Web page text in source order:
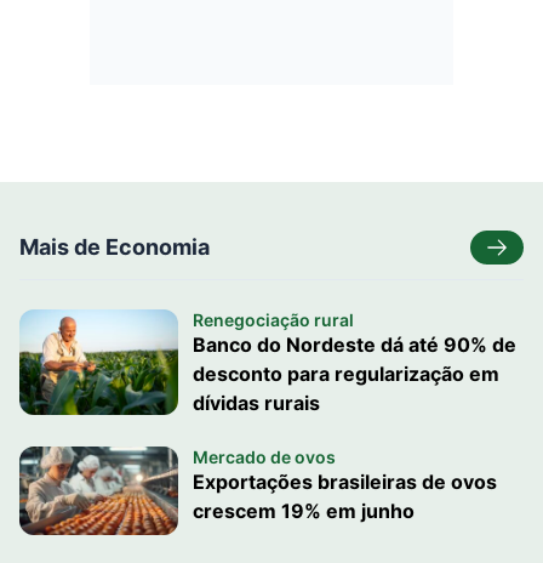
Mais de Economia
Renegociação rural
Banco do Nordeste dá até 90% de
desconto para regularização em
dívidas rurais
Mercado de ovos
Exportações brasileiras de ovos
crescem 19% em junho